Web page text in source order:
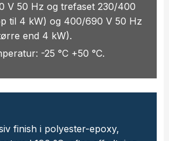
V 50 Hz og trefaset 230/400
til 4 kW) og 400/690 V 50 Hz
end 4 kW).
-25 °C +50 °C.
finish i polyester-epoxy,